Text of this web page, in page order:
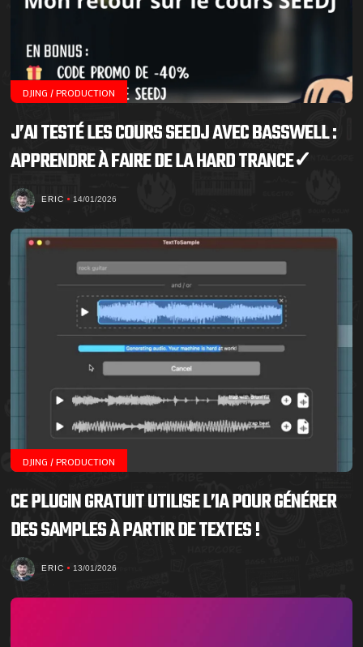
DJING / PRODUCTION
J’AI TESTÉ LES COURS SEEDJ AVEC BASSWELL :
APPRENDRE À FAIRE DE LA HARD TRANCE✓
ERIC 14/01/2026
DJING / PRODUCTION
CE PLUGIN GRATUIT UTILISE L’IA POUR GÉNÉRER
DES SAMPLES À PARTIR DE TEXTES !
ERIC 13/01/2026